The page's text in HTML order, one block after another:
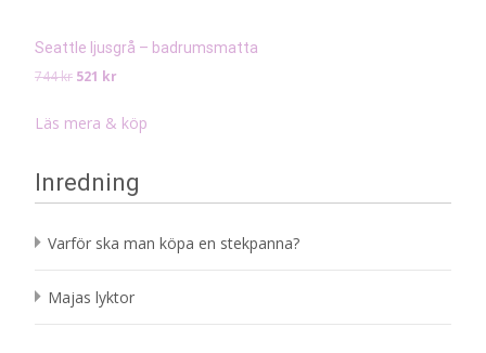
Seattle ljusgrå – badrumsmatta
744kr Det
priset
521 kr
priset
Läs mera & köp
Inredning
Varför ska man köpa en stekpanna?
Majas lyktor